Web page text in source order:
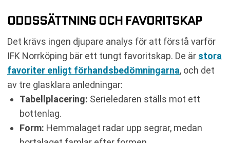
ODDSSÄTTNING OCH FAVORITSKAP
Det krävs ingen djupare analys för att förstå varför
IFK Norrköping bär ett tungt favoritskap. De är stora
favoriter enligt förhandsbedömningarna, och det
av tre glasklara anledningar:
Tabellplacering: Serieledaren ställs mot ett
bottenlag.
Form: Hemmalaget radar upp segrar, medan